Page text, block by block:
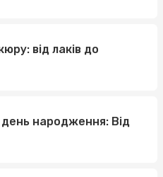
від лаків до
день народження: Від